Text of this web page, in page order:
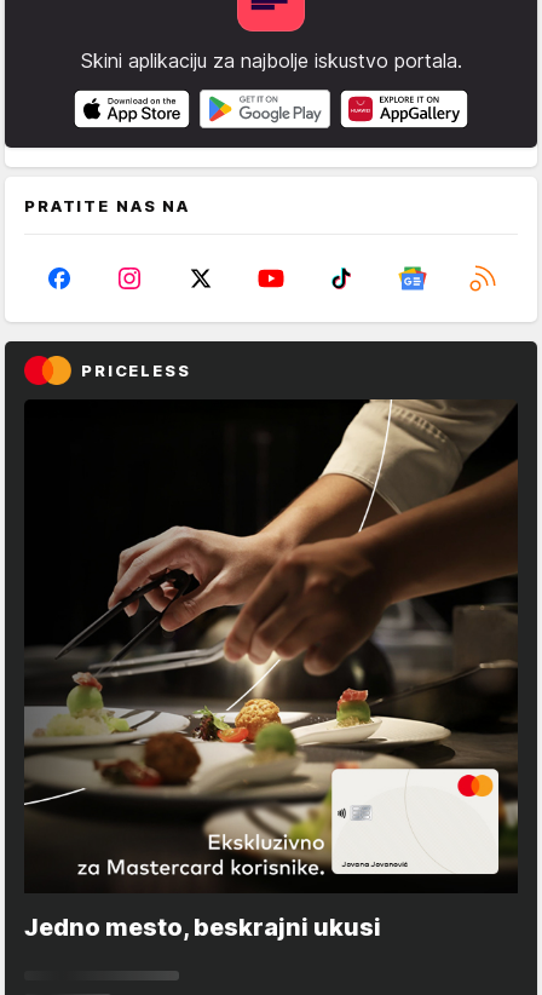
Skini aplikaciju za najbolje iskustvo portala.
PRATITE NAS NA
PRICELESS
Jedno mesto, beskrajni ukusi